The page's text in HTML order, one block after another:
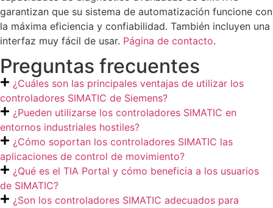
garantizan que su sistema de automatización funcione con
la máxima eficiencia y confiabilidad. También incluyen una
interfaz muy fácil de usar. Página de contacto.
Preguntas frecuentes
¿Cuáles son las principales ventajas de utilizar los
controladores SIMATIC de Siemens?
¿Pueden utilizarse los controladores SIMATIC en
entornos industriales hostiles?
¿Cómo soportan los controladores SIMATIC las
aplicaciones de control de movimiento?
¿Qué es el TIA Portal y cómo beneficia a los usuarios
de SIMATIC?
¿Son los controladores SIMATIC adecuados para